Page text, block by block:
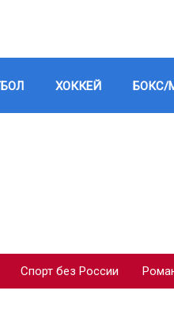
ХОККЕЙ БОКС/
Спорт без России